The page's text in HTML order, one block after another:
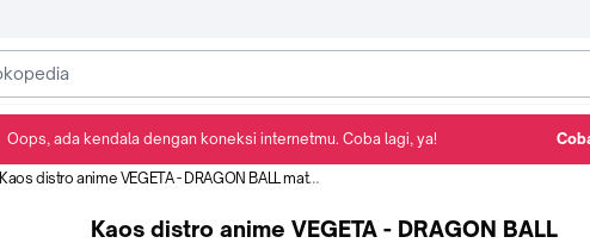
Kaos distro anime VEGETA - DRAGON BALL material cotton combed 30s
Kaos distro anime VEGETA - DRAGON BALL
Oops, ada kendala dengan koneksi internetmu. Coba lagi, ya!